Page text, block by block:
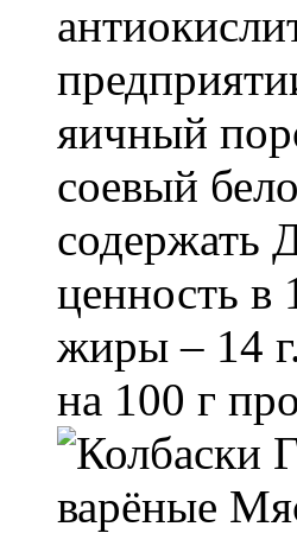
яичный
соевый
содержать
ценность в
жиры – 14
на 100 г